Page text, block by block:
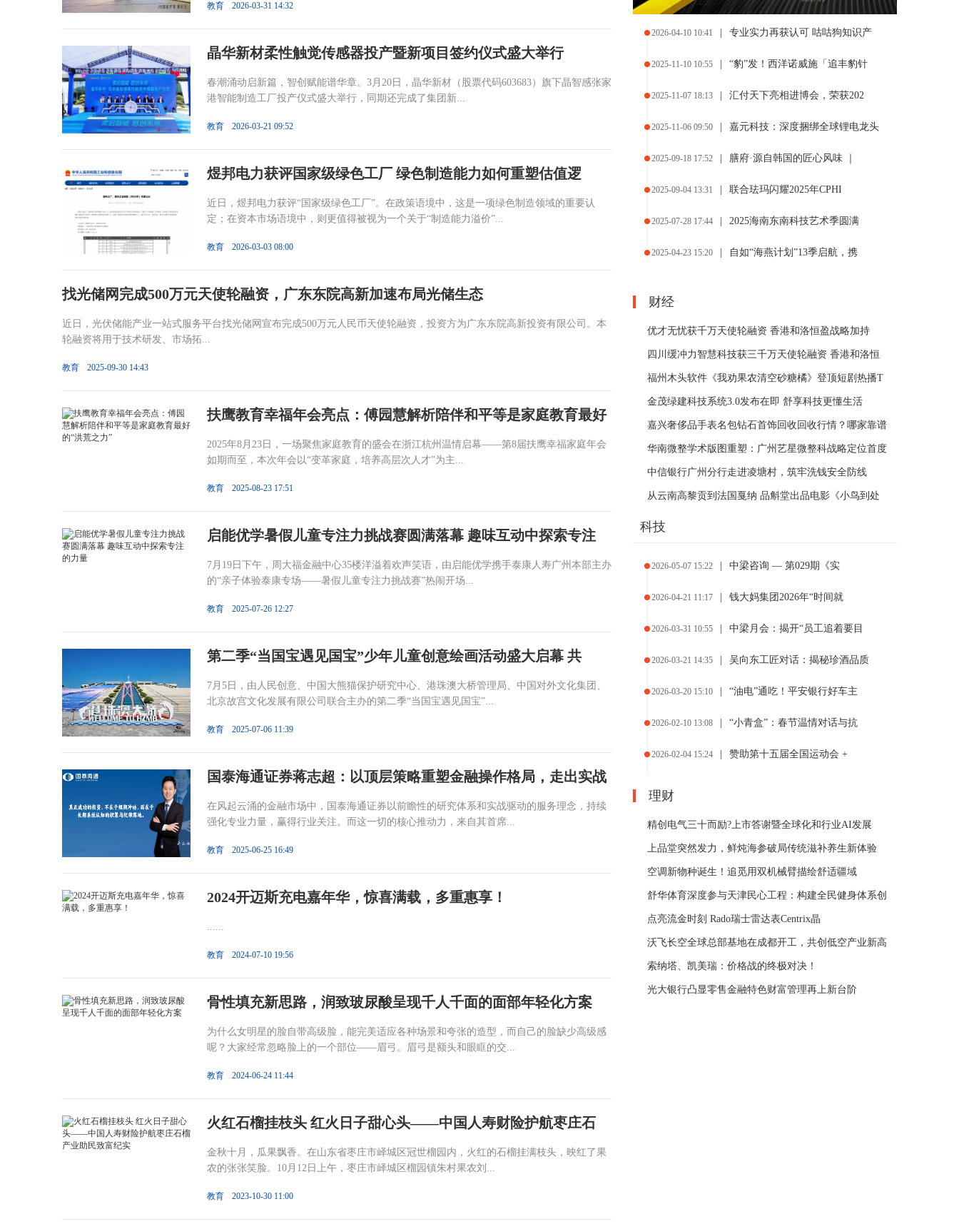
教育 2026-03-31 14:32
晶华新材柔性触觉传感器投产暨新项目签约仪式盛大举行
春潮涌动启新篇，智创赋能谱华章。3月20日，晶华新材（股票代码603683）旗下晶智感张家
港智能制造工厂投产仪式盛大举行，同期还完成了集团新...
教育 2026-03-21 09:52
煜邦电力获评国家级绿色工厂 绿色制造能力如何重塑估值逻
近日，煜邦电力获评“国家级绿色工厂”。在政策语境中，这是一项绿色制造领域的重要认
定；在资本市场语境中，则更值得被视为一个关于“制造能力溢价”...
教育 2026-03-03 08:00
找光储网完成500万元天使轮融资，广东东院高新加速布局光储生态
近日，光伏储能产业一站式服务平台找光储网宣布完成500万元人民币天使轮融资，投资方为广东东院高新投资有限公司。本
轮融资将用于技术研发、市场拓...
教育 2025-09-30 14:43
扶鹰教育幸福年会亮点：傅园慧解析陪伴和平等是家庭教育最好
2025年8月23日，一场聚焦家庭教育的盛会在浙江杭州温情启幕——第8届扶鹰幸福家庭年会
如期而至，本次年会以“变革家庭，培养高层次人才”为主...
教育 2025-08-23 17:51
启能优学暑假儿童专注力挑战赛圆满落幕 趣味互动中探索专注
7月19日下午，周大福金融中心35楼洋溢着欢声笑语，由启能优学携手泰康人寿广州本部主办
的“亲子体验泰康专场——暑假儿童专注力挑战赛”热闹开场...
教育 2025-07-26 12:27
第二季“当国宝遇见国宝”少年儿童创意绘画活动盛大启幕 共
7月5日，由人民创意、中国大熊猫保护研究中心、港珠澳大桥管理局、中国对外文化集团、
北京故宫文化发展有限公司联合主办的第二季“当国宝遇见国宝”...
教育 2025-07-06 11:39
国泰海通证券蒋志超：以顶层策略重塑金融操作格局，走出实战
在风起云涌的金融市场中，国泰海通证券以前瞻性的研究体系和实战驱动的服务理念，持续
强化专业力量，赢得行业关注。而这一切的核心推动力，来自其首席...
教育 2025-06-25 16:49
2024开迈斯充电嘉年华，惊喜满载，多重惠享！
......
教育 2024-07-10 19:56
骨性填充新思路，润致玻尿酸呈现千人千面的面部年轻化方案
为什么女明星的脸自带高级脸，能完美适应各种场景和夸张的造型，而自己的脸缺少高级感
呢？大家经常忽略脸上的一个部位——眉弓。眉弓是额头和眼眶的交...
教育 2024-06-24 11:44
火红石榴挂枝头 红火日子甜心头——中国人寿财险护航枣庄石
金秋十月，瓜果飘香。在山东省枣庄市峄城区冠世榴园内，火红的石榴挂满枝头，映红了果
农的张张笑脸。10月12日上午，枣庄市峄城区榴园镇朱村果农刘...
教育 2023-10-30 11:00
2026-04-10 10:41 专业实力再获认可 咕咕狗知识产
2025-11-10 10:55 “豹”发！西洋诺威施「追丰豹针
2025-11-07 18:13 汇付天下亮相进博会，荣获202
2025-11-06 09:50 嘉元科技：深度捆绑全球锂电龙头
2025-09-18 17:52 膳府·源自韩国的匠心风味 ｜
2025-09-04 13:31 联合珐玛闪耀2025年CPHI
2025-07-28 17:44 2025海南东南科技艺术季圆满
2025-04-23 15:20 自如“海燕计划”13季启航，携
财经
优才无忧获千万天使轮融资 香港和洛恒盈战略加持
四川缓冲力智慧科技获三千万天使轮融资 香港和洛恒
福州木头软件《我劝果农清空砂糖橘》登顶短剧热播T
金茂绿建科技系统3.0发布在即 舒享科技更懂生活
嘉兴奢侈品手表名包钻石首饰回收回收行情？哪家靠谱
华南微整学术版图重塑：广州艺星微整科战略定位首度
中信银行广州分行走进凌塘村，筑牢洗钱安全防线
从云南高黎贡到法国戛纳 品斛堂出品电影《小鸟到处
科技
2026-05-07 15:22 中梁咨询 — 第029期《实
2026-04-21 11:17 钱大妈集团2026年“时间就
2026-03-31 10:55 中梁月会：揭开“员工追着要目
2026-03-21 14:35 吴向东工匠对话：揭秘珍酒品质
2026-03-20 15:10 “油电”通吃！平安银行好车主
2026-02-10 13:08 “小青盒”：春节温情对话与抗
2026-02-04 15:24 赞助第十五届全国运动会 +
2026-01-03 00:38 从中国冠军到全球领先 长城皮
2025-12-13 13:56 | 领航星箭首创火箭智能回收系统
理财
精创电气三十而励?上市答谢暨全球化和行业AI发展
上品堂突然发力，鲜炖海参破局传统滋补养生新体验
空调新物种诞生！追觅用双机械臂描绘舒适疆域
舒华体育深度参与天津民心工程：构建全民健身体系创
点亮流金时刻 Rado瑞士雷达表Centrix晶
沃飞长空全球总部基地在成都开工，共创低空产业新高
索纳塔、凯美瑞：价格战的终极对决！
光大银行凸显零售金融特色财富管理再上新台阶